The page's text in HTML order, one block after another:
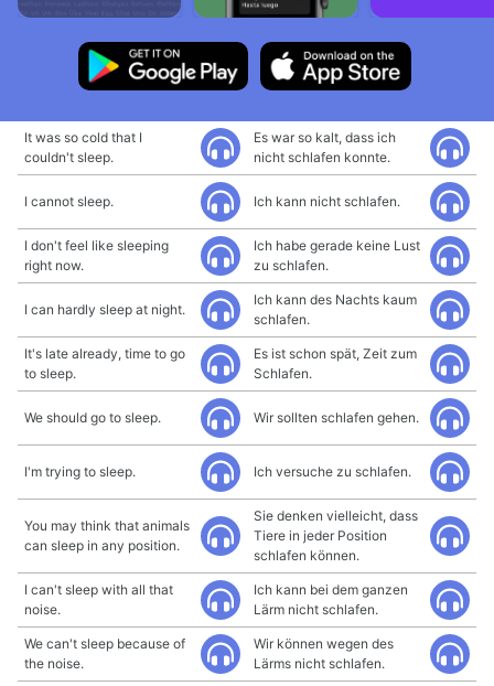
It was so cold that I
couldn't sleep.
Es war so kalt, dass ich
nicht schlafen konnte.
I cannot sleep. Ich kann nicht schlafen.
I don't feel like sleeping
right now.
Ich habe gerade keine Lust
zu schlafen.
I can hardly sleep at night.
Ich kann des Nachts kaum
schlafen.
It's late already, time to go
to sleep.
Es ist schon spät, Zeit zum
Schlafen.
We should go to sleep. Wir sollten schlafen gehen.
I'm trying to sleep. Ich versuche zu schlafen.
You may think that animals
can sleep in any position.
Sie denken vielleicht, dass
Tiere in jeder Position
schlafen können.
I can't sleep with all that
noise.
Ich kann bei dem ganzen
Lärm nicht schlafen.
We can't sleep because of
the noise.
Wir können wegen des
Lärms nicht schlafen.